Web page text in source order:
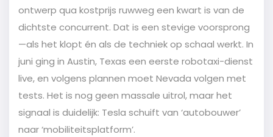
ontwerp qua kostprijs ruwweg een kwart is van de
dichtste concurrent. Dat is een stevige voorsprong
—als het klopt én als de techniek op schaal werkt. In
juni ging in Austin, Texas een eerste robotaxi-dienst
live, en volgens plannen moet Nevada volgen met
tests. Het is nog geen massale uitrol, maar het
signaal is duidelijk: Tesla schuift van ‘autobouwer’
naar ‘mobiliteitsplatform’.